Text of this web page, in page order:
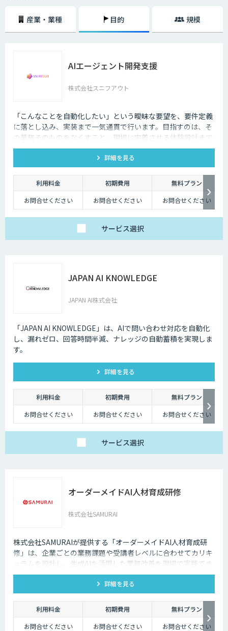
産業・業種 目的 規模
AIエージェント開発支援
株式会社スニフアウト
「こんなことを自動化したい」という曖昧な要望を、要件定義
に落とし込み、実装まで一気通貫で行います。目指すのは、そ
の業務そのものをなくすこと。現場に定着させる体験設計まで
含めてご支援します。
詳細を見る
利用料金 初期費用
無料プラン
お問合せください
お問合せください お問合せください
サービス選択
JAPAN AI KNOWLEDGE
JAPAN AI株式会社
「JAPAN AI KNOWLEDGE」は、AIで問い合わせ対応を自動化
し、漏れゼロ、回答時間半減、ナレッジの自動蓄積を実現しま
す。
詳細を見る
利用料金 初期費用
無料プラン
お問合せください
お問合せください お問合せください
サービス選択
オーダーメイドAI人材育成研修
株式会社SAMURAI
株式会社SAMURAIが提供する「オーダーメイドAI人材育成研
修」は、企業ごとの業務課題や受講者レベルに合わせてカリキ
ュラムを設計し、生成AIを活用した業務改善を現場で実践でき
る人材を育成する伴走型研修です。
詳細を見る
利用料金 初期費用
無料プラン
お問合せください
お問合せください お問合せください